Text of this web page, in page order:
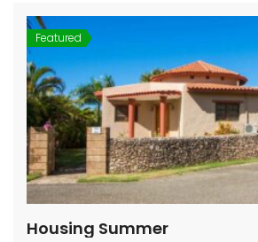
Featured
Housing Summer